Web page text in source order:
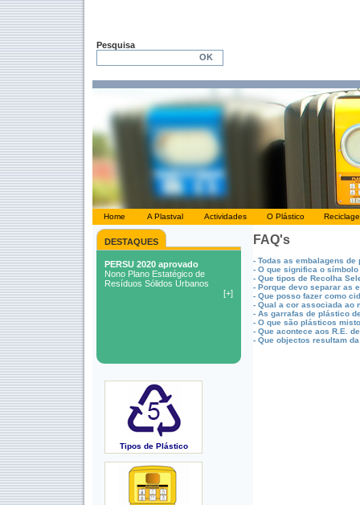
Pesquisa
Home A Plastval Actividades O Plástico
DESTAQUES
Tipos de Plástico
FAQ's
- Todas as embalagens
- O que significa o
- Que tipos de Recolha
- Porque devo separar as
- Que posso fazer como
- Qual a cor associada ao
- As garrafas de plástico
- O que são plásticos
- Que acontece aos R.E.
- Que objectos resultam